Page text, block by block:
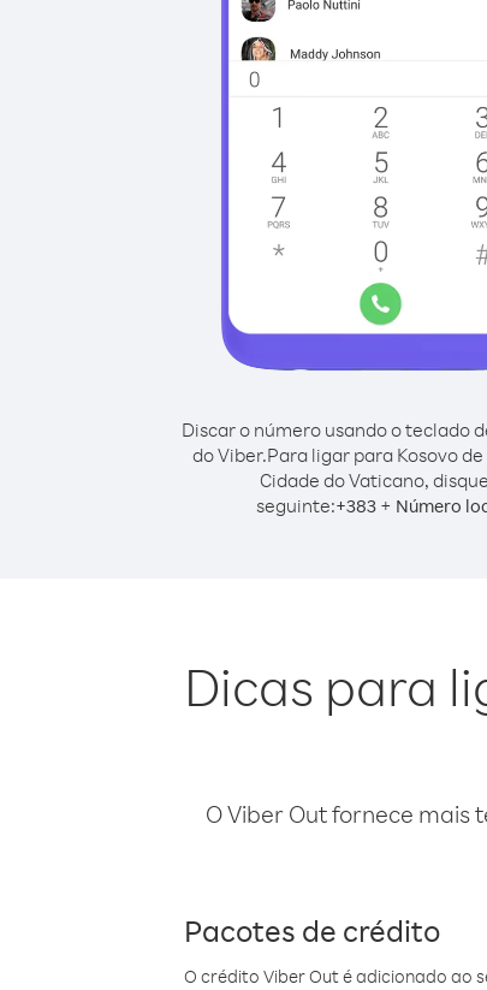
Discar o número usando o teclado
do Viber.Para ligar para Kosovo
Cidade do Vaticano,
seguinte:+383 + Número
Dicas para
O Viber Out fornece mais
Pacotes de crédito
O crédito Viber Out é adicionado ao